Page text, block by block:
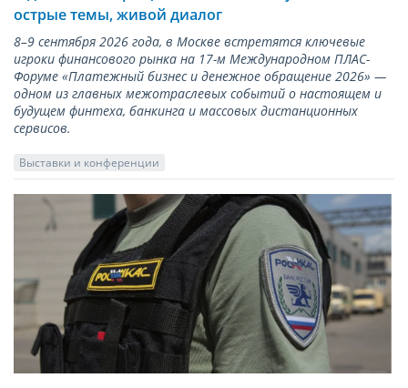
острые темы, живой диалог
8–9 сентября 2026 года, в Москве встретятся ключевые
игроки финансового рынка на 17-м Международном ПЛАС-
Форуме «Платежный бизнес и денежное обращение 2026» —
одном из главных межотраслевых событий о настоящем и
будущем финтеха, банкинга и массовых дистанционных
сервисов.
Выставки и конференции